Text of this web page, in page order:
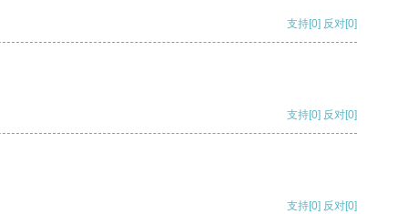
支持[0] 反对[0]
支持[0] 反对[0]
支持[0] 反对[0]